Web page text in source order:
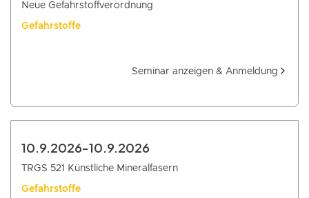
Neue Gefahrstoffverordnung
Gefahrstoffe
Seminar anzeigen & Anmeldung
10.9.2026-10.9.2026
TRGS 521 Künstliche Mineralfasern
Gefahrstoffe